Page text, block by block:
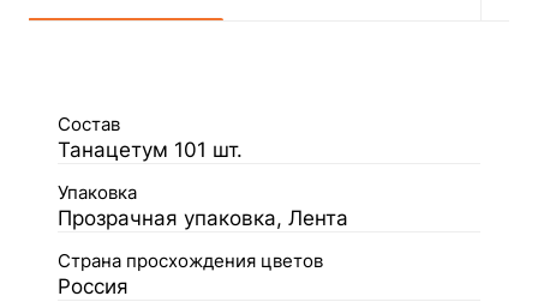
Состав
Танацетум 101 шт.
Упаковка
Прозрачная упаковка, Лента
Страна просхождения цветов
Россия